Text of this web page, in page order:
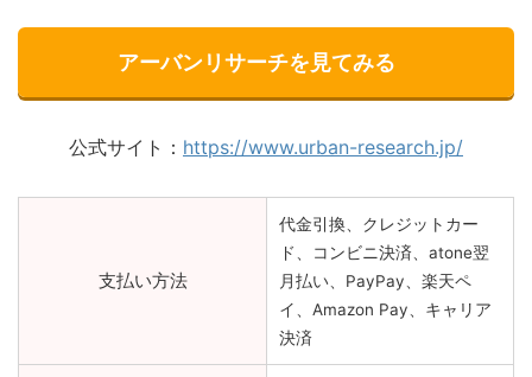
アーバンリサーチを見てみる
公式サイト： https://www.urban-research.jp/
支払い方法
代金引換、クレジットカー
ド、コンビニ決済、atone翌
月払い、PayPay、楽天ペ
イ、Amazon Pay、キャリア
決済